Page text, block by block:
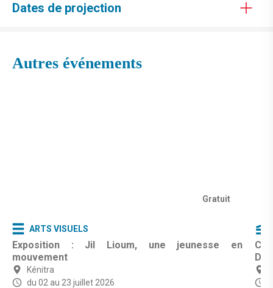
Dates de projection
Autres événements
Gratuit
ARTS VISUELS
Exposition : Jil Lioum, une jeunesse en
mouvement
Kénitra
du 02 au 23 juillet 2026